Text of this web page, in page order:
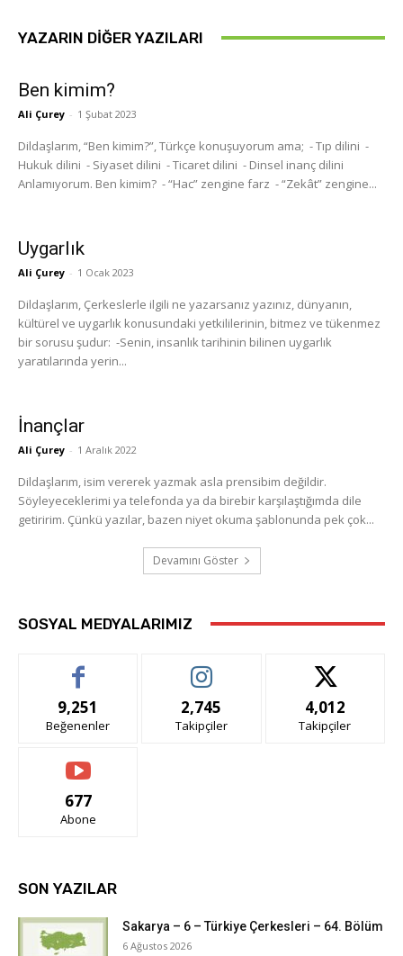
YAZARIN DIĞER YAZILARI
Ben kimim?
Ali Çurey - 1 Şubat 2023
Dildaşlarım, “Ben kimim?”, Türkçe konuşuyorum ama; - Tıp dilini -
Hukuk dilini - Siyaset dilini - Ticaret dilini - Dinsel inanç dilini
Anlamıyorum. Ben kimim? - “Hac” zengine farz - “Zekât” zengine...
Uygarlık
Ali Çurey - 1 Ocak 2023
Dildaşlarım, Çerkeslerle ilgili ne yazarsanız yazınız, dünyanın,
kültürel ve uygarlık konusundaki yetkililerinin, bitmez ve tükenmez
bir sorusu şudur: -Senin, insanlık tarihinin bilinen uygarlık
yaratılarında yerin...
İnançlar
Ali Çurey - 1 Aralık 2022
Dildaşlarım, isim vererek yazmak asla prensibim değildir.
Söyleyeceklerimi ya telefonda ya da birebir karşılaştığımda dile
getiririm. Çünkü yazılar, bazen niyet okuma şablonunda pek çok...
Devamını Göster
SOSYAL MEDYALARIMIZ
9,251
Beğenenler
2,745
Takipçiler
4,012
Takipçiler
677
Abone
SON YAZILAR
Sakarya – 6 – Türkiye Çerkesleri – 64. Bölüm
6 Ağustos 2026